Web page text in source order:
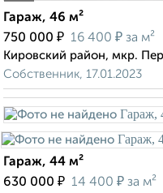
Гараж, 46 м²
750 000 ₽ 16 400 ₽ за м²
Кировский район, мкр.
Собственник, 17.01.2023
Гараж, 44 м²
630 000 ₽ 14 400 ₽ за м²